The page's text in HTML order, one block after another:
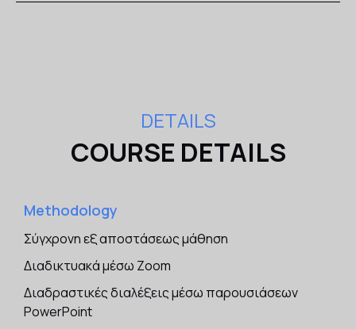
DETAILS
COURSE DETAILS
Methodology
Σύγχρονη εξ αποστάσεως μάθηση
Διαδικτυακά μέσω Zoom
Διαδραστικές διαλέξεις μέσω παρουσιάσεων
PowerPoint